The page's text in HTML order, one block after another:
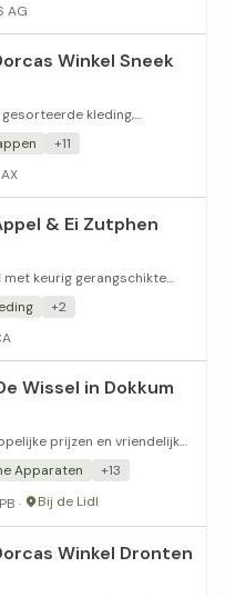
AG
Winkel Sneek
kleding,
+11
& Ei Zutphen
met keurig gerangschikte
+2
Wissel in Dokkum
prijzen en vriendelijk
Apparaten
+13
·
Bij de Lidl
Winkel Dronten